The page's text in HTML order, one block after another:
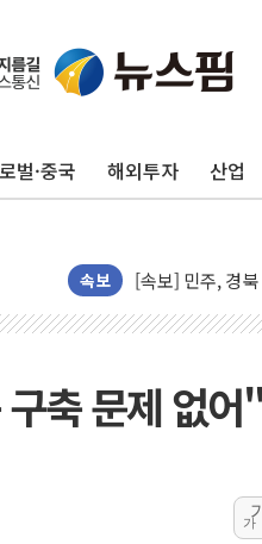
벌·중국 해외투자 산업
속보
125mm 폭우 쏟
평택 진위면 공
상주 낙동강 선착
[종합] 김민석,
인천서 말다툼
김민석, 강원·
축 문제 없
가